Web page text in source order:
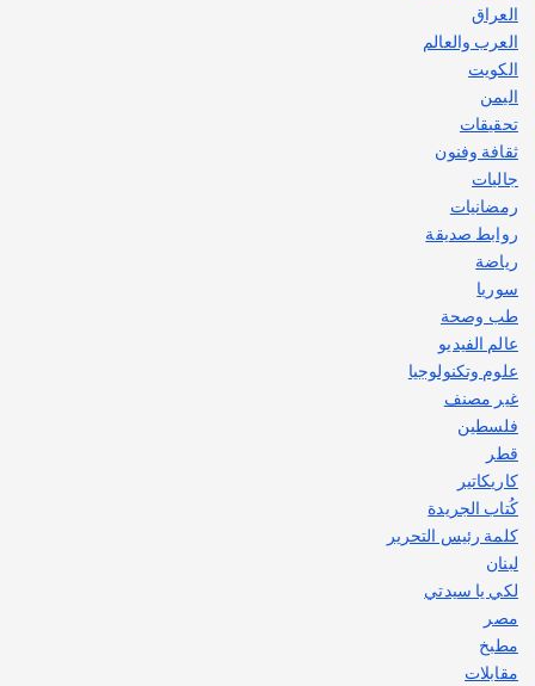
العراق
العرب والعالم
الكويت
اليمن
تحقيقات
ثقافة وفنون
جاليات
رمضانيات
روابط صديقة
رياضة
سوريا
طب وصحة
عالم الفيديو
علوم وتكنولوجيا
غير مصنف
فلسطين
قطر
كاريكاتير
كُتاب الجريدة
كلمة رئيس التحرير
لبنان
لكي يا سيدتي
مصر
مطبخ
مقابلات